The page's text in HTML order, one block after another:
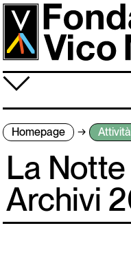
Salta
contenuto
principale
≡
Attività
Vico
Visita
Homepage Attività
La
Archivi